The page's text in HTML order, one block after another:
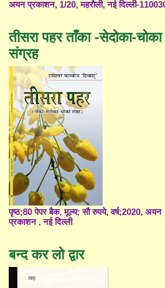
अयन प्रकाशन, 1/20, महरौली, नई दिल्ली-
तीसरा पहर ताँका -सेदोका-चोका
संग्रह
पृष्ठ;80 पेपर बैक, मूल्य; सौ रुपये, वर्ष;2020, अयन
प्रकाशन , नई दिल्ली
बन्द कर लो द्वार